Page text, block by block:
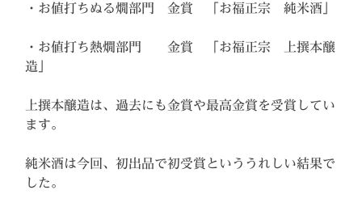
・お値打ちぬる燗部門 金賞 「お福正宗 純米酒」
・お値打ち熱燗部門 金賞 「お福正宗 上撰本醸
造」
上撰本醸造は、過去にも金賞や最高金賞を受賞してい
ます。
純米酒は今回、初出品で初受賞といううれしい結果で
した。